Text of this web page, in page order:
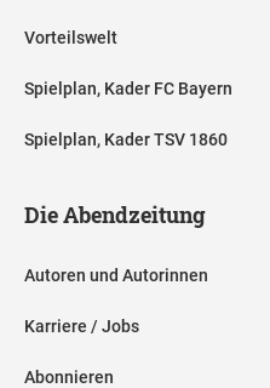
Vorteilswelt
Spielplan, Kader FC Bayern
Spielplan, Kader TSV 1860
Die Abendzeitung
Autoren und Autorinnen
Karriere / Jobs
Abonnieren